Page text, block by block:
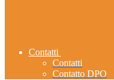
Contatti
Contatti
Contatto DPO